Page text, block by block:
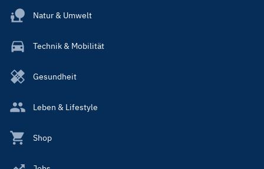
Natur & Umwelt
Technik & Mobilität
Gesundheit
Leben & Lifestyle
Shop